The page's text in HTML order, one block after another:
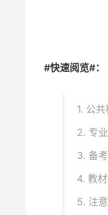
#快速阅览#：
1. 公
2. 专
3. 备
4. 教
5. 注